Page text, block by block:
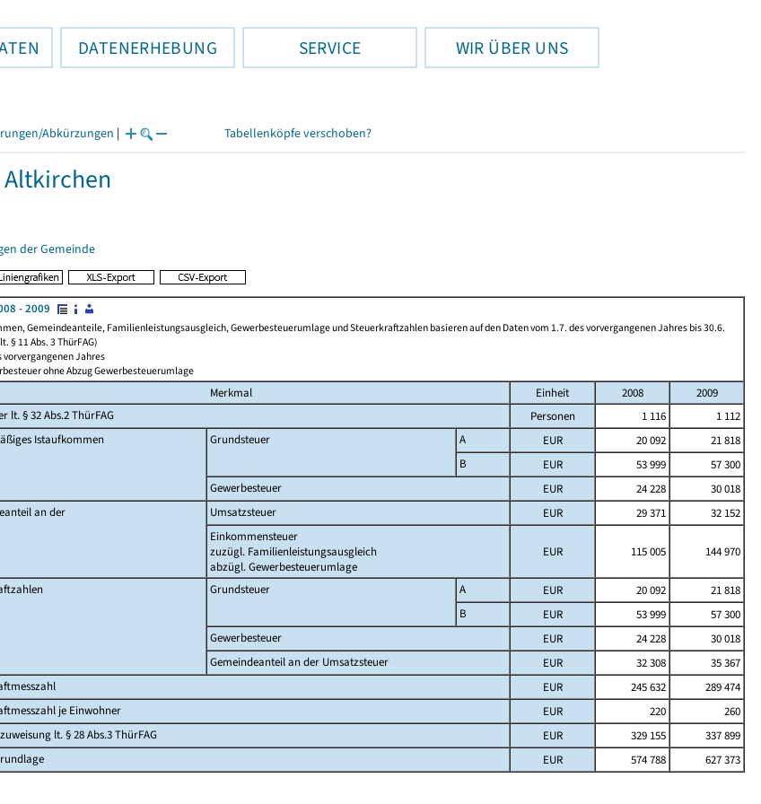
DATENERHEBUNG SERVICE WIR ÜBER UNS
Abkürzungen | Tabellenköpfe verschoben?
der Gemeinde
- 2009
Gemeindeanteile, Familienleistungsausgleich, Gewerbesteuerumlage und Steuerkraftzahlen basieren auf den Daten vom 1.7. des vorvergangenen Jahres bis 30.6.
§ 11 Abs. 3 ThürFAG)
vorvergangenen Jahres
ohne Abzug Gewerbesteuerumlage
Merkmal Einheit 2008
2009
lt. § 32 Abs.2 ThürFAG
Personen 1 116
1 112
Istaufkommen
Grundsteuer A EUR 20 092
21 818
B
EUR 53 999
57 300
Gewerbesteuer
EUR 24 228
30 018
an der
Umsatzsteuer EUR 29 371
32 152
Einkommensteuer
zuzügl. Familienleistungsausgleich
abzügl. Gewerbesteuerumlage
EUR 115 005 144 970
Grundsteuer A EUR 20 092
21 818
B
EUR 53 999
57 300
Gewerbesteuer
EUR 24 228
30 018
Gemeindeanteil an der Umsatzsteuer
EUR 32 308
35 367
EUR 245 632
289 474
je Einwohner
EUR 220
260
lt. § 28 Abs.3 ThürFAG
EUR 329 155
337 899
EUR 574 788 627 373